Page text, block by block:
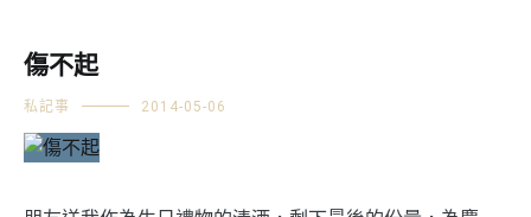
傷不起
私記事 2014-05-06